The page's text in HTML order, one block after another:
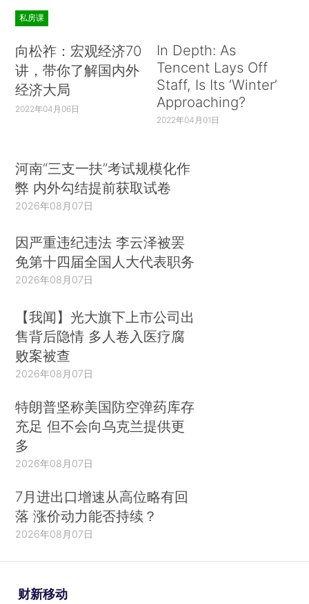
私房课
向松祚：宏观经济70
讲，带你了解国内外
经济大局
2022年04月06日
In Depth: As
Tencent Lays Off
Staff, Is Its ‘Winter’
Approaching?
2022年04月01日
河南“三支一扶”考试规模化作
弊 内外勾结提前获取试卷
2026年08月07日
因严重违纪违法 李云泽被罢
免第十四届全国人大代表职务
2026年08月07日
【我闻】光大旗下上市公司出
售背后隐情 多人卷入医疗腐
败案被查
2026年08月07日
特朗普坚称美国防空弹药库存
充足 但不会向乌克兰提供更
多
2026年08月07日
7月进出口增速从高位略有回
落 涨价动力能否持续？
2026年08月07日
财新移动